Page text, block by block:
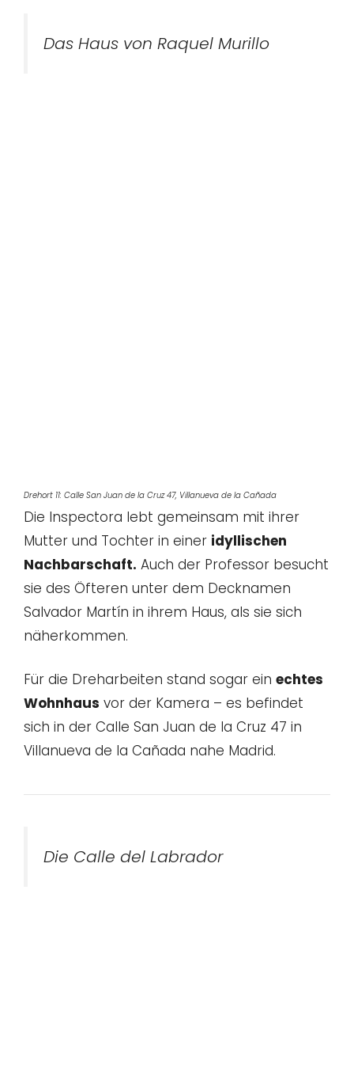
Das Haus von Raquel Murillo
Drehort 11: Calle San Juan de la Cruz 47, Villanueva de la Cañada
Die Inspectora lebt gemeinsam mit ihrer
Mutter und Tochter in einer idyllischen
Nachbarschaft. Auch der Professor besucht
sie des Öfteren unter dem Decknamen
Salvador Martín in ihrem Haus, als sie sich
näherkommen.
Für die Dreharbeiten stand sogar ein echtes
Wohnhaus vor der Kamera – es befindet
sich in der Calle San Juan de la Cruz 47 in
Villanueva de la Cañada nahe Madrid.
Die Calle del Labrador